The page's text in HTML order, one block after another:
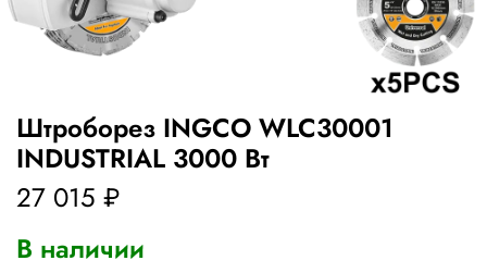
Штроборез INGCO WLC30001
INDUSTRIAL 3000 Вт
27 015 ₽
В наличии